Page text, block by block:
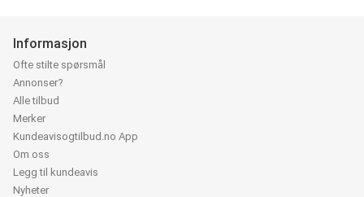
Informasjon
Ofte stilte spørsmål
Annonser?
Alle tilbud
Merker
Kundeavisogtilbud.no App
Om oss
Legg til kundeavis
Nyheter